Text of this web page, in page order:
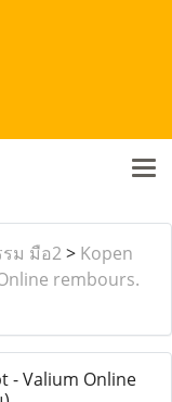
ม มือ2> Kopen
rembours.
- Valium Online